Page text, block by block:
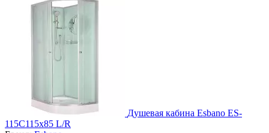
Душевая кабина Esbano ES-
115C115х85 L/R